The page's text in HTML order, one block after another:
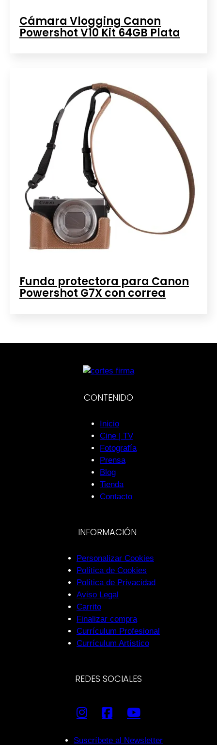
Cámara Vlogging Canon
Powershot V10 Kit 64GB Plata
Funda protectora para Canon
Powershot G7X con correa
CONTENIDO
Inicio
Cine | TV
Fotografía
Prensa
Blog
Tienda
Contacto
INFORMACIÓN
Personalizar Cookies
Política de Cookies
Política de Privacidad
Aviso Legal
Carrito
Finalizar compra
Currículum Profesional
Currículum Artístico
REDES SOCIALES
Suscríbete al Newsletter